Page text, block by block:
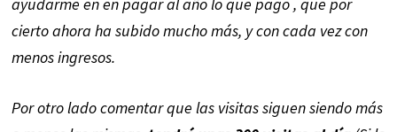
cierto ahora ha subido mucho más, y con cada vez con
menos ingresos.
Por otro lado comentar que las visitas siguen siendo más